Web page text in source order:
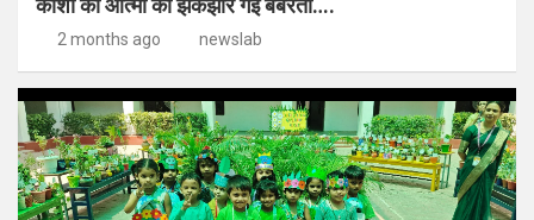
काशी की आत्मा को झकझोर गई बर्बरता….
2 months ago newslab